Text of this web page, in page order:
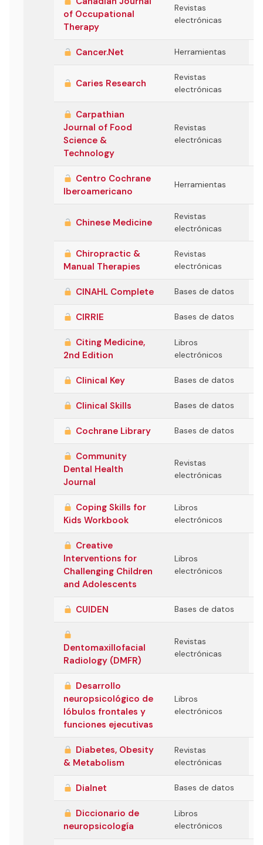
of Occupational
Therapy
Revistas
electrónicas
Cancer.Net Herramientas
Caries Research
Revistas
electrónicas
Carpathian
Journal of Food
Science &
Technology
Revistas
electrónicas
Centro Cochrane
Iberoamericano
Herramientas
Chinese Medicine
Revistas
electrónicas
Chiropractic &
Manual Therapies
Revistas
electrónicas
CINAHL Complete Bases de datos
CIRRIE Bases de datos
Citing Medicine,
2nd Edition
Libros
electrónicos
Clinical Key Bases de datos
Clinical Skills Bases de datos
Cochrane Library Bases de datos
Community
Dental Health
Journal
Revistas
electrónicas
Coping Skills for
Kids Workbook
Libros
electrónicos
Creative
Interventions for
Challenging Children
and Adolescents
Libros
electrónicos
CUIDEN Bases de datos
Dentomaxillofacial
Radiology (DMFR)
Revistas
electrónicas
Desarrollo
neuropsicológico de
lóbulos frontales y
funciones ejecutivas
Libros
electrónicos
Diabetes, Obesity
& Metabolism
Revistas
electrónicas
Dialnet Bases de datos
Diccionario de
neuropsicología
Libros
electrónicos